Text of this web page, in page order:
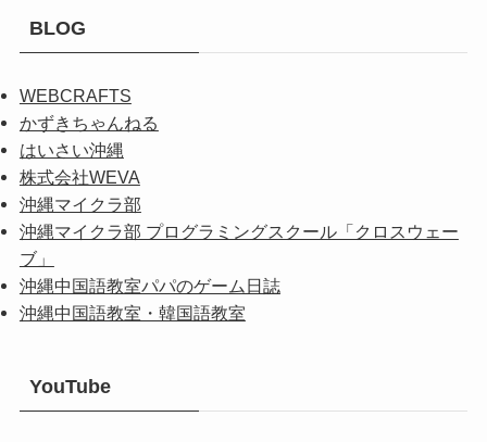
BLOG
WEBCRAFTS
かずきちゃんねる
はいさい沖縄
株式会社WEVA
沖縄マイクラ部
沖縄マイクラ部 プログラミングスクール「クロスウェー
ブ」
沖縄中国語教室パパのゲーム日誌
沖縄中国語教室・韓国語教室
YouTube